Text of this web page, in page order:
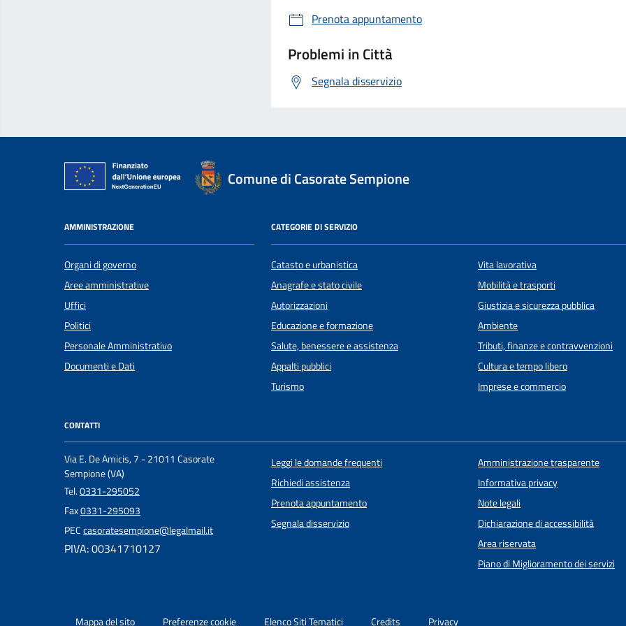
Prenota appuntamento
Problemi in Città
Segnala disservizio
Comune di Casorate Sempione
AMMINISTRAZIONE
Organi di governo
Aree amministrative
Uffici
Politici
Personale Amministrativo
Documenti e Dati
CATEGORIE DI SERVIZIO
Catasto e urbanistica
Anagrafe e stato civile
Autorizzazioni
Educazione e formazione
Salute, benessere e assistenza
Appalti pubblici
Turismo
Vita lavorativa
Mobilità e trasporti
Giustizia e sicurezza pubblica
Ambiente
Tributi, finanze e contravvenzioni
Cultura e tempo libero
Imprese e commercio
CONTATTI
Via E. De Amicis, 7 - 21011 Casorate
Sempione (VA)
Tel.0331-295052
Fax0331-295093
PECcasoratesempione@legalmail.it
PIVA: 00341710127
Leggi le domande frequenti
Richiedi assistenza
Prenota appuntamento
Segnala disservizio
Amministrazione trasparente
Informativa privacy
Note legali
Dichiarazione di accessibilità
Area riservata
Piano di Miglioramento dei servizi
Mappa del sito Preferenze cookie Elenco Siti Tematici Credits Privacy